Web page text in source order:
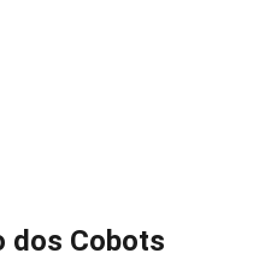
dos Cobots